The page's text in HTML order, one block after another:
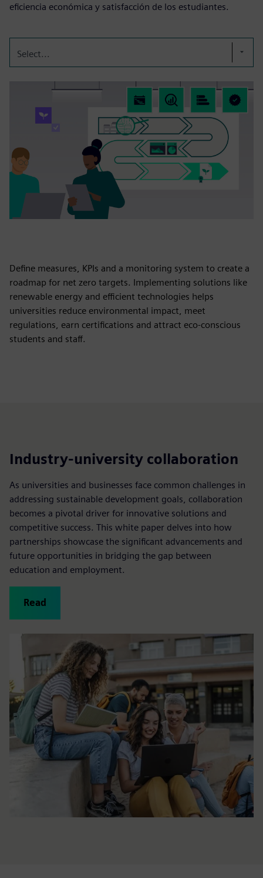
eficiencia económica y satisfacción de los estudiantes.
Select...
Define measures, KPIs and a monitoring system to create a
roadmap for net zero targets. Implementing solutions like
renewable energy and efficient technologies helps
universities reduce environmental impact, meet
regulations, earn certifications and attract eco-conscious
students and staff.
Industry-university collaboration
As universities and businesses face common challenges in
addressing sustainable development goals, collaboration
becomes a pivotal driver for innovative solutions and
competitive success. This white paper delves into how
partnerships showcase the significant advancements and
future opportunities in bridging the gap between
education and employment.
Read